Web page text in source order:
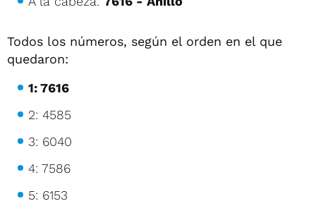
Todos los números, según el orden en el que
quedaron:
1: 7616
2: 4585
3: 6040
4: 7586
5: 6153